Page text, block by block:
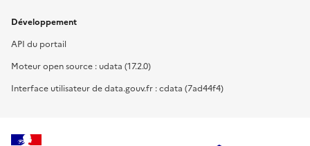
Développement
API du portail
Moteur open source : udata (17.2.0)
Interface utilisateur de data.gouv.fr : cdata (7ad44f4)